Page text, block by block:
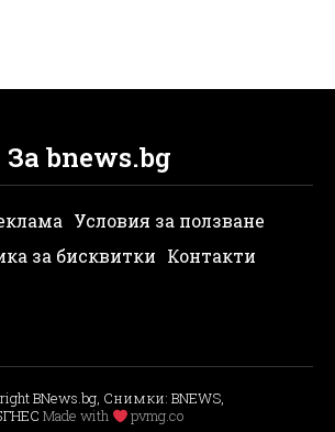
За bnews.bg
Условия за ползване
за бисквитки Контакти
BNews.bg, Снимки: BNEWS,
Мade with pvmg.co